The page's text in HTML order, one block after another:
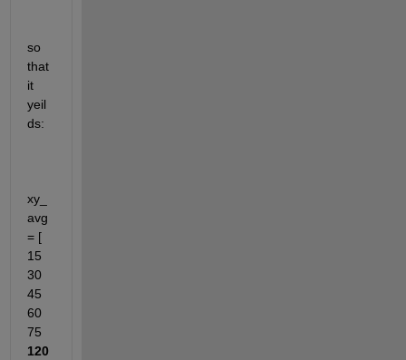
so
that
it
yeil
ds:
xy_
avg
= [
15
30
45
60
120